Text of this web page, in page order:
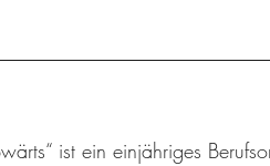
ist ein einjähriges